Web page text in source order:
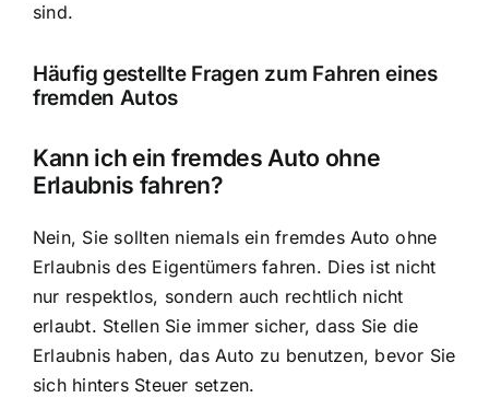
sind.
Häufig gestellte Fragen zum Fahren eines
fremden Autos
Kann ich ein fremdes Auto ohne
Erlaubnis fahren?
Nein, Sie sollten niemals ein fremdes Auto ohne
Erlaubnis des Eigentümers fahren. Dies ist nicht
nur respektlos, sondern auch rechtlich nicht
erlaubt. Stellen Sie immer sicher, dass Sie die
Erlaubnis haben, das Auto zu benutzen, bevor Sie
sich hinters Steuer setzen.